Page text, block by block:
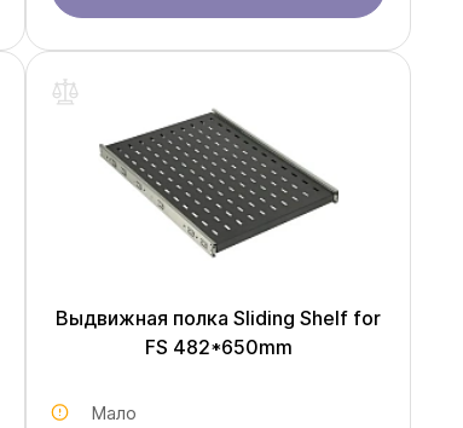
Выдвижная полка Sliding Shelf for
FS 482*650mm
Мало